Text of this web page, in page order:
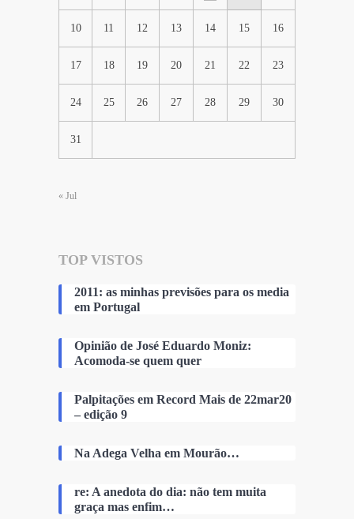
10 11 12 13 14 15 16
17 18 19 20 21 22 23
24 25 26 27 28 29 30
31
« Jul
TOP VISTOS
2011: as minhas previsões para os media
em Portugal
Opinião de José Eduardo Moniz:
Acomoda-se quem quer
Palpitações em Record Mais de 22mar20
– edição 9
Na Adega Velha em Mourão…
re: A anedota do dia: não tem muita
graça mas enfim…